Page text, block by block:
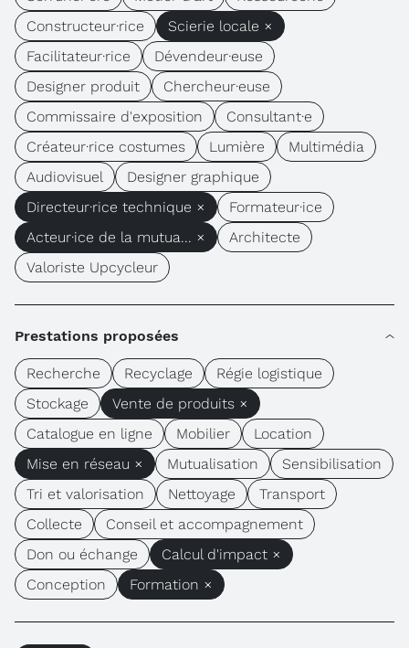
Constructeur·rice
Scierie locale ×
Facilitateur·rice
Dévendeur·euse
Designer produit
Chercheur·euse
Commissaire d'exposition
Consultant·e
Créateur·rice costumes
Lumière
Multimédia
Audiovisuel
Designer graphique
Directeur·rice technique ×
Formateur·ice
Acteur·ice de la mutua... ×
Architecte
Valoriste Upcycleur
Prestations proposées
Recherche Recyclage
Régie logistique
Stockage
Vente de produits ×
Catalogue en ligne
Mobilier
Location
Mise en réseau ×
Mutualisation
Sensibilisation
Tri et valorisation
Nettoyage
Transport
Collecte
Conseil et accompagnement
Don ou échange
Calcul d'impact ×
Conception
Formation ×